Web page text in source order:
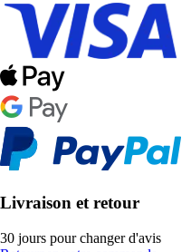
Livraison et retour
30 jours pour changer d'avis